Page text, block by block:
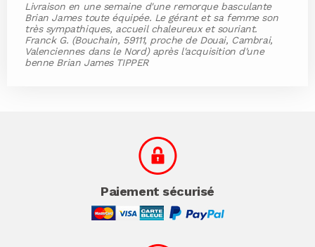
Livraison en une semaine d'une remorque basculante
Brian James toute équipée. Le gérant et sa femme son
très sympathiques, accueil chaleureux et souriant.
Franck G. (Bouchain, 59111, proche de Douai, Cambrai,
Valenciennes dans le Nord) après l'acquisition d'une
benne Brian James TIPPER
Paiement sécurisé